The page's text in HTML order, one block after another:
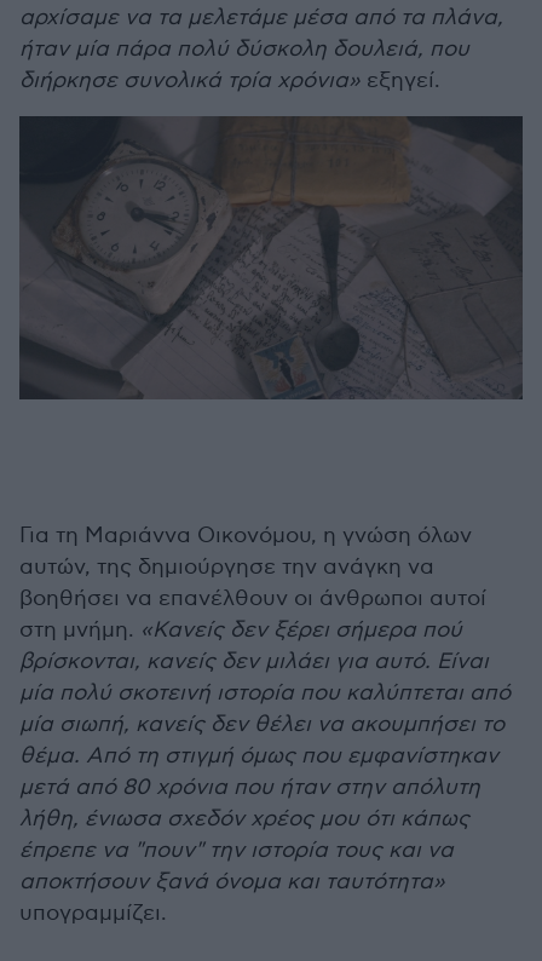
αρχίσαμε να τα μελετάμε μέσα από τα πλάνα,
ήταν μία πάρα πολύ δύσκολη δουλειά, που
διήρκησε συνολικά τρία χρόνια» εξηγεί.
Για τη Μαριάννα Οικονόμου, η γνώση όλων
αυτών, της δημιούργησε την ανάγκη να
βοηθήσει να επανέλθουν οι άνθρωποι αυτοί
στη μνήμη. «Κανείς δεν ξέρει σήμερα πού
βρίσκονται, κανείς δεν μιλάει για αυτό. Είναι
μία πολύ σκοτεινή ιστορία που καλύπτεται από
μία σιωπή, κανείς δεν θέλει να ακουμπήσει το
θέμα. Από τη στιγμή όμως που εμφανίστηκαν
μετά από 80 χρόνια που ήταν στην απόλυτη
λήθη, ένιωσα σχεδόν χρέος μου ότι κάπως
έπρεπε να "πουν" την ιστορία τους και να
αποκτήσουν ξανά όνομα και ταυτότητα»
υπογραμμίζει.